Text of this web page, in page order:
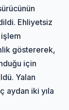
Ehliyetsiz
göstererek,
için
Yalan
aydan iki yıla